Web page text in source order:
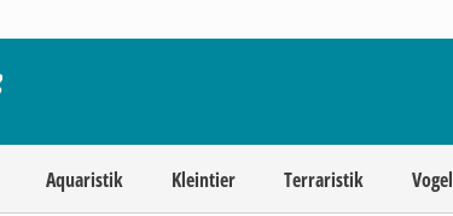
Aquaristik Kleintier Terraristik Vogel